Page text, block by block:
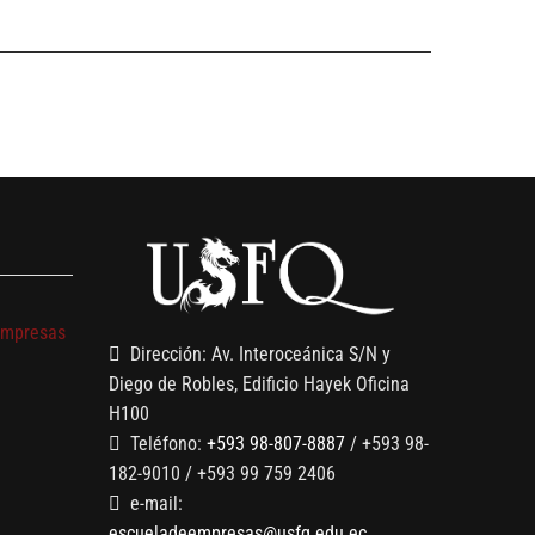
Dirección: Av. Interoceánica S/N y
Diego de Robles, Edificio Hayek Oficina
H100
Teléfono: +593 98-807-8887 / +593 98-
182-9010 / +593 99 759 2406
e-mail: